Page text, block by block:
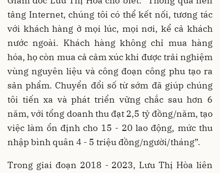
tảng Internet, chúng tôi có thể kết nối, tương tác
với khách hàng ở mọi lúc, mọi nơi, kể cả khách
nước ngoài. Khách hàng không chỉ mua hàng
hóa, họ còn mua cả cảm xúc khi được trải nghiệm
vùng nguyên liệu và công đoạn công phu tạo ra
sản phẩm. Chuyển đổi số từ sớm đã giúp chúng
tôi tiến xa và phát triển vững chắc sau hơn 6
năm, với tổng doanh thu đạt 2,5 tỷ đồng/năm, tạo
việc làm ổn định cho 15 - 20 lao động, mức thu
nhập bình quân 4 - 5 triệu đồng/người/tháng”.
Trong giai đoạn 2018 - 2023, Lưu Thị Hòa liên